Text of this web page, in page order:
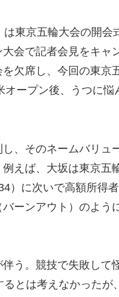
東京五輪大会の開会
会で記者会見をキャ
欠席し、今回の東京
オープン後、うつに
、そのネームバリュ
えば、大坂は東京五
）に次いで高額所得
ーンアウト）のよう
う。競技で失敗して
とは考えなかったが